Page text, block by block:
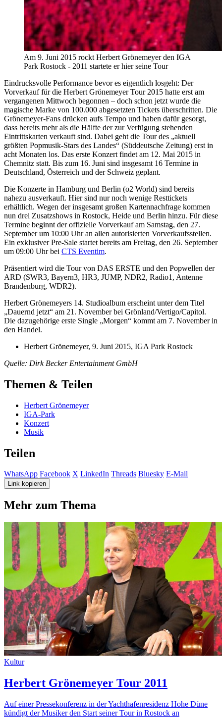
Am 9. Juni 2015 rockt Herbert Grönemeyer den IGA
Park Rostock - 2011 startete er hier seine Tour
Eindrucksvolle Performance bevor es eigentlich losgeht: Der
Vorverkauf für die Herbert Grönemeyer Tour 2015 hatte erst am
vergangenen Mittwoch begonnen – doch schon jetzt wurde die
magische Marke von 100.000 abgesetzten Tickets überschritten. Die
Grönemeyer-Fans drücken aufs Tempo und haben dafür gesorgt,
dass bereits mehr als die Hälfte der zur Verfügung stehenden
Eintrittskarten verkauft sind. Dabei geht die Tour des „aktuell
größten Popmusik-Stars des Landes“ (Süddeutsche Zeitung) erst in
acht Monaten los. Das erste Konzert findet am 12. Mai 2015 in
Chemnitz statt. Bis zum 16. Juni sind insgesamt 16 Termine in
Deutschland, Österreich und der Schweiz geplant.
Die Konzerte in Hamburg und Berlin (o2 World) sind bereits
nahezu ausverkauft. Hier sind nur noch wenige Resttickets
erhältlich. Wegen der insgesamt großen Kartennachfrage kommen
nun drei Zusatzshows in Rostock, Heide und Berlin hinzu. Für diese
Termine beginnt der offizielle Vorverkauf am Samstag, den 27.
September um 10:00 Uhr an allen autorisierten Vorverkaufsstellen.
Ein exklusiver Pre-Sale startet bereits am Freitag, den 26. September
um 09:00 Uhr bei CTS Eventim.
Präsentiert wird die Tour von DAS ERSTE und den Popwellen der
ARD (SWR3, Bayern3, HR3, JUMP, NDR2, Radio1, Antenne
Brandenburg, WDR2).
Herbert Grönemeyers 14. Studioalbum erscheint unter dem Titel
„Dauernd jetzt“ am 21. November bei Grönland/Vertigo/Capitol.
Die dazugehörige erste Single „Morgen“ kommt am 7. November in
den Handel.
Herbert Grönemeyer, 9. Juni 2015, IGA Park Rostock
Quelle: Dirk Becker Entertainment GmbH
Themen & Teilen
Herbert Grönemeyer
IGA-Park
Konzert
Musik
Teilen
WhatsApp Facebook X LinkedIn Threads Bluesky E-Mail
Link kopieren
Mehr zum Thema
Kultur
Herbert Grönemeyer Tour 2011
Auf einer Pressekonferenz in der Yachthafenresidenz Hohe Düne
kündigt der Musiker den Start seiner Tour in Rostock an